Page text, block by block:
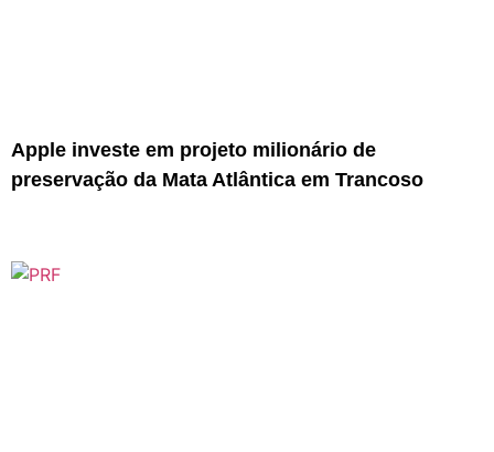
Apple investe em projeto milionário de
preservação da Mata Atlântica em Trancoso